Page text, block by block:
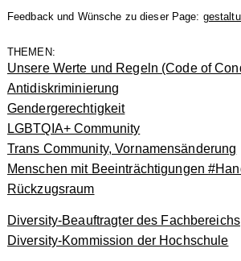
Feedback und Wünsche zu dieser Page:
THEMEN:
Unsere Werte und Regeln (Code of
Antidiskriminierung
Gendergerechtigkeit
LGBTQIA+ Community
Trans Community, Vornamensänderung
Menschen mit Beeinträchtigungen
Rückzugsraum
Diversity-Beauftragter des Fachbereichs
Diversity-Kommission der Hochschule